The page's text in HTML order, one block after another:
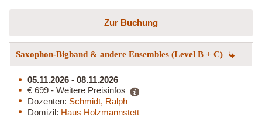
Zur Buchung
Saxophon-Bigband & andere Ensembles (Level B + C)
05.11.2026 - 08.11.2026
€ 699 - Weitere Preisinfos
Dozenten: Schmidt, Ralph
Domizil: Haus Holzmannstett